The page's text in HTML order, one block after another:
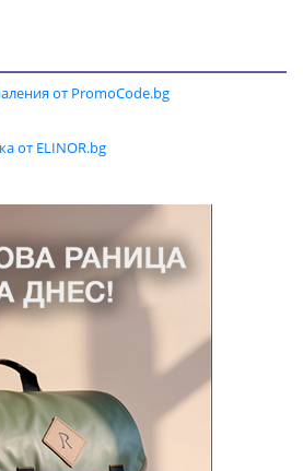
от PromoCode.bg
от ELINOR.bg